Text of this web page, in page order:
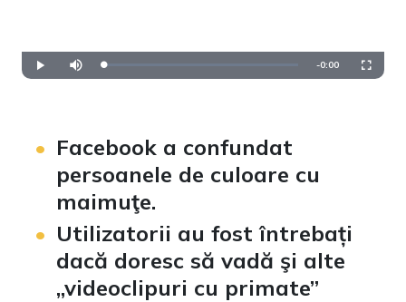
Play Mute Loaded
0%
Remaining
-0:00
Facebook a confundat
persoanele de culoare cu
maimuţe.
Utilizatorii au fost întrebați
dacă doresc să vadă şi alte
„videoclipuri cu primate”